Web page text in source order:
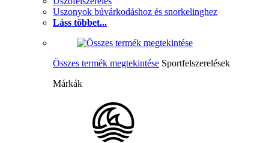
Uszonyok búvárkodáshoz és snorkelinghez
Láss többet...
Összes termék megtekintése Sportfelszerelések
Márkák